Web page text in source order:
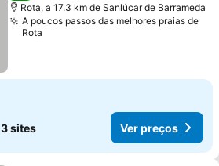
Rota, a 17.3 km de Sanlúcar de Barrameda
A poucos passos das melhores praias de
Rota
3 sites Ver preços